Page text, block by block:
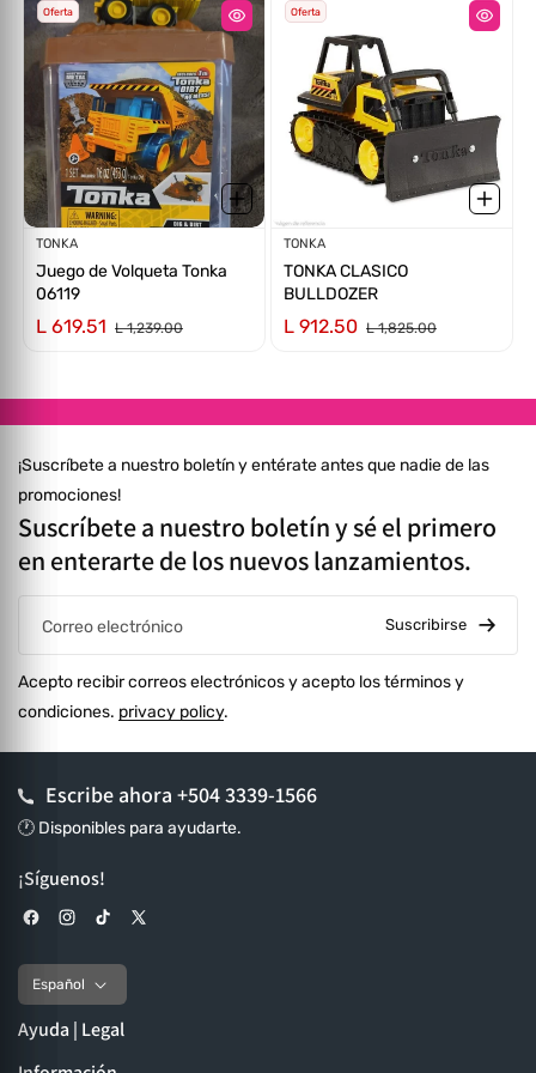
Oferta
Proveedor:
TONKA
Juego de Volqueta Tonka
06119
L 619.51 L 1,239.00
Oferta
Proveedor:
TONKA
TONKA CLASICO
BULLDOZER
L 912.50 L 1,825.00
¡Suscríbete a nuestro boletín y entérate antes que nadie de las
promociones!
Suscríbete a nuestro boletín y sé el primero
en enterarte de los nuevos lanzamientos.
Correo electrónico Suscribirse
Acepto recibir correos electrónicos y acepto los términos y
condiciones. privacy policy.
Escribe ahora +504 3339-1566
🕐 Disponibles para ayudarte.
¡Síguenos!
Español
Ayuda | Legal